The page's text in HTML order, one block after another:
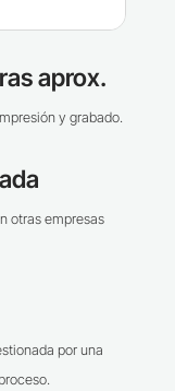
aprox.
y grabado.
otras empresas
por una